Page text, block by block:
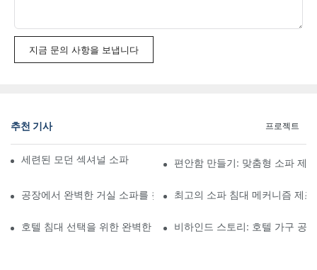
지금 문의 사항을 보냅니다
추천 기사 프로젝트
세련된 모던 섹셔널 소파 판매를 위한 완벽한 가이드
편안함 만들기: 맞춤형 소파 제
공장에서 완벽한 거실 소파를 찾는 완벽한 가이드최고의 소파 침대 메커니즘 제
호텔 침대 선택을 위한 완벽한 가이드: 고려해야 할 최고의 공급업체
비하인드 스토리: 호텔 가구 공